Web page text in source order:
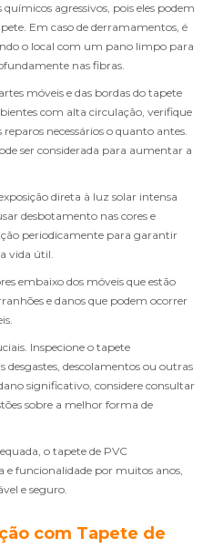
agressivos, pois eles podem
Em caso de derramamentos, é
o local com um pano limpo para
nas fibras.
móveis e das bordas do tapete
com alta circulação, verifique
reparos necessários o quanto antes.
ser considerada para aumentar a
direta à luz solar intensa
desbotamento nas cores e
periodicamente para garantir
vida útil.
embaixo dos móveis que estão
e danos que podem ocorrer
Inspecione o tapete
descolamentos ou outras
significativo, considere consultar
sobre a melhor forma de
o tapete de PVC
e funcionalidade por muitos anos,
e seguro.
com Tapete de